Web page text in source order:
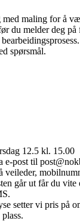
med maling for å
du melder deg på
spørsmål.
12.5 kl. 15.00
e-post til
veileder,
går ut får du vite
setter vi pris på